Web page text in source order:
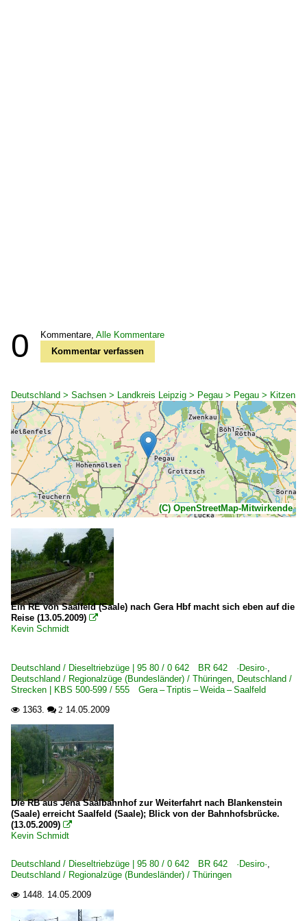
0 Kommentare, Alle Kommentare
Kommentar verfassen
Deutschland > Sachsen > Landkreis Leipzig > Pegau > Pegau > Kitzen
(C) OpenStreetMap-Mitwirkende
Ein RE von Saalfeld (Saale) nach Gera Hbf macht sich eben auf die
Reise (13.05.2009) 
Kevin Schmidt
Deutschland / Dieseltriebzüge | 95 80 / 0 642 BR 642 ·Desiro·,
Deutschland / Regionalzüge (Bundesländer) / Thüringen, Deutschland /
Strecken | KBS 500-599 / 555 Gera – Triptis – Weida – Saalfeld
 1363.  2 14.05.2009
Die RB aus Jena Saalbahnhof zur Weiterfahrt nach Blankenstein
(Saale) erreicht Saalfeld (Saale); Blick von der Bahnhofsbrücke.
(13.05.2009) 
Kevin Schmidt
Deutschland / Dieseltriebzüge | 95 80 / 0 642 BR 642 ·Desiro·,
Deutschland / Regionalzüge (Bundesländer) / Thüringen
 1448. 14.05.2009